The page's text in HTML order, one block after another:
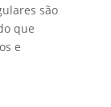
são
que
e